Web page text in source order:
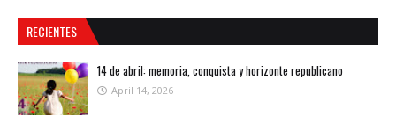
RECIENTES
14 de abril: memoria, conquista y horizonte republicano
April 14, 2026